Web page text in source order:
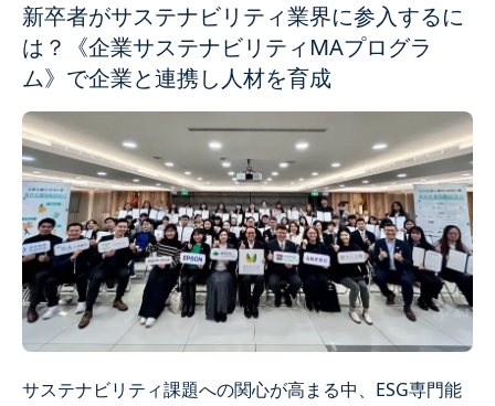
新卒者がサステナビリティ業界に参入するに
は？《企業サステナビリティMAプログラ
ム》で企業と連携し人材を育成
サステナビリティ課題への関心が高まる中、ESG専門能